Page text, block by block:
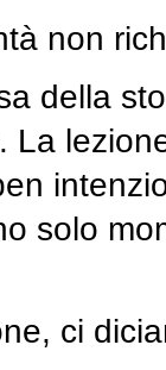
non
della
La
solo
ci